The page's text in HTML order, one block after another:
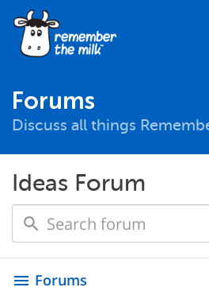
Forums
Discuss all things
Ideas Forum
menu Forums